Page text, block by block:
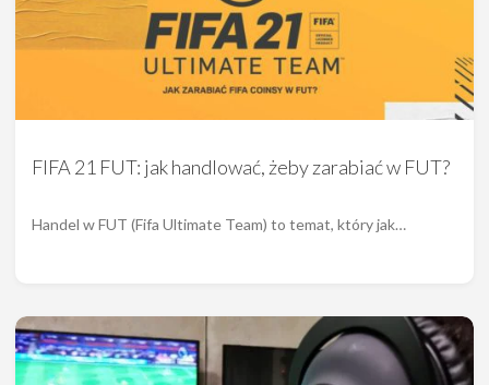
FIFA 21 FUT: jak handlować, żeby zarabiać w FUT?
Handel w FUT (Fifa Ultimate Team) to temat, który jak…